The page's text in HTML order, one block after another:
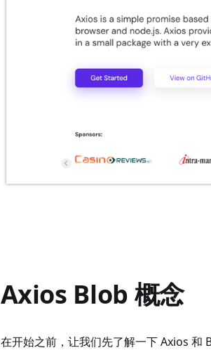
Axios Blob 概念
在开始之前，让我们先了解一下 Axios 和